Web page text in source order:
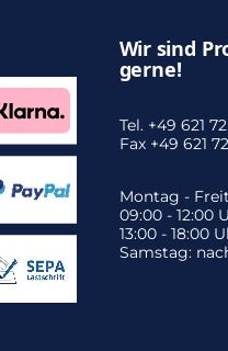
Wir sind
gerne!
Tel. +49 621
Fax +49 621
Montag -
09:00 - 12:00
13:00 - 18:00
Samstag: